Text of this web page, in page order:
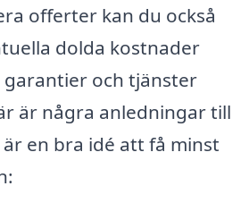
offerter kan du också
dolda kostnader
garantier och tjänster
är några anledningar till
en bra idé att få minst